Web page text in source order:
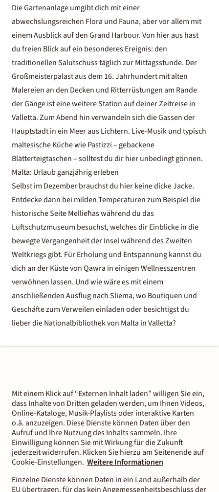
Die Gartenanlage umgibt dich mit einer
abwechslungsreichen Flora und Fauna, aber vor allem mit
einem Ausblick auf den Grand Harbour. Von hier aus hast
du freien Blick auf ein besonderes Ereignis: den
traditionellen Salutschuss täglich zur Mittagsstunde. Der
Großmeisterpalast aus dem 16. Jahrhundert mit alten
Malereien an den Decken und Ritterrüstungen am Rande
der Gänge ist eine weitere Station auf deiner Zeitreise in
Valletta. Zum Abend hin verwandeln sich die Gassen der
Hauptstadt in ein Meer aus Lichtern. Live-Musik und typisch
maltesische Küche wie Pastizzi – gebackene
Blätterteigtaschen – solltest du dir hier unbedingt gönnen.
Malta: Urlaub ganzjährig erleben
Selbst im Dezember brauchst du hier keine dicke Jacke.
Entdecke dann bei milden Temperaturen zum Beispiel die
historische Seite Mellieħas während du das
Luftschutzmuseum besuchst, welches dir Einblicke in die
bewegte Vergangenheit der Insel während des Zweiten
Weltkriegs gibt. Für Erholung und Entspannung kannst du
dich an der Küste von Qawra in einigen Wellnesszentren
verwöhnen lassen. Und wie wäre es mit einem
anschließenden Ausflug nach Sliema, wo Boutiquen und
Geschäfte zum Verweilen einladen oder besichtigst du
lieber die Nationalbibliothek von Malta in Valletta?
Mit einem Klick auf “Externen Inhalt laden” willigen Sie ein,
dass Inhalte von Dritten geladen werden, um Ihnen Videos,
Online-Kataloge, Musik-Playlists oder interaktive Karten
o.ä. anzuzeigen. Diese Dienste können Daten über den
Aufruf und Ihre Nutzung des Inhalts sammeln. Ihre
Einwilligung können Sie mit Wirkung für die Zukunft
jederzeit widerrufen. Klicken Sie hierzu am Seitenende auf
Cookie-Einstellungen. Weitere Informationen
Einzelne Dienste können Daten in ein Land außerhalb der
EU übertragen, für das kein Angemessenheitsbeschluss der